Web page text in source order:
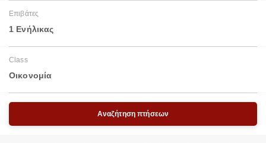
Επιβάτες
1 Ενήλικας
Class
Οικονομία
Αναζήτηση πτήσεων